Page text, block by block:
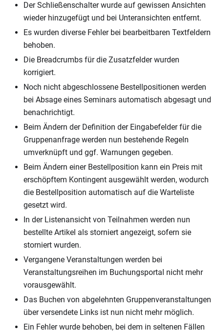
Der Schließenschalter wurde auf gewissen Ansichten
wieder hinzugefügt und bei Unteransichten entfernt.
Es wurden diverse Fehler bei bearbeitbaren Textfeldern
behoben.
Die Breadcrumbs für die Zusatzfelder wurden
korrigiert.
Noch nicht abgeschlossene Bestellpositionen werden
bei Absage eines Seminars automatisch abgesagt und
benachrichtigt.
Beim Ändern der Definition der Eingabefelder für die
Gruppenanfrage werden nun bestehende Regeln
umverknüpft und ggf. Warnungen gegeben.
Beim Ändern einer Bestellposition kann ein Preis mit
erschöpftem Kontingent ausgewählt werden, wodurch
die Bestellposition automatisch auf die Warteliste
gesetzt wird.
In der Listenansicht von Teilnahmen werden nun
bestellte Artikel als storniert angezeigt, sofern sie
storniert wurden.
Vergangene Veranstaltungen werden bei
Veranstaltungsreihen im Buchungsportal nicht mehr
vorausgewählt.
Das Buchen von abgelehnten Gruppenveranstaltungen
über versendete Links ist nun nicht mehr möglich.
Ein Fehler wurde behoben, bei dem in seltenen Fällen